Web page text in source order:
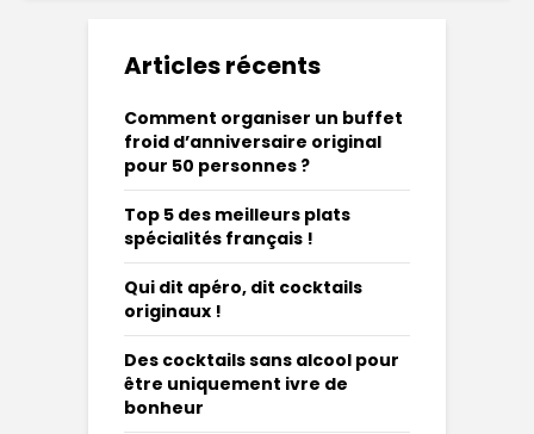
Articles récents
Comment organiser un buffet
froid d’anniversaire original
pour 50 personnes ?
Top 5 des meilleurs plats
spécialités français !
Qui dit apéro, dit cocktails
originaux !
Des cocktails sans alcool pour
être uniquement ivre de
bonheur